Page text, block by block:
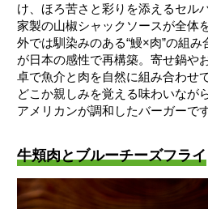
け、ほろ苦さと彩りを添えるセル
家製の山椒シャックソースが全体
外では馴染みのある“鰻×肉”の組
が日本の感性で再構築。寄せ鍋や
卓で魚介と肉を自然に組み合わせ
どこか親しみを覚える味わいなが
アメリカンが調和したバーガーです
牛頬肉とブルーチーズフライ